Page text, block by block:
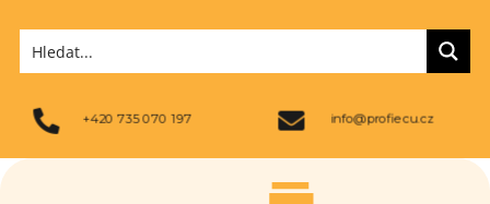
+420 735 070 197 info@profiecu.cz